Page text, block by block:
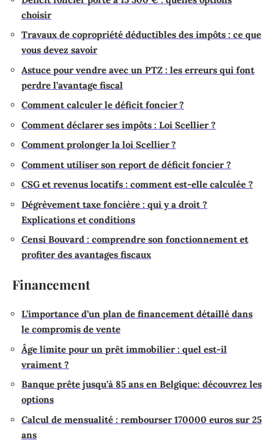
choisir
Travaux de copropriété déductibles des impôts : ce que
vous devez savoir
Astuce pour vendre avec un PTZ : les erreurs qui font
perdre l’avantage fiscal
Comment calculer le déficit foncier ?
Comment déclarer ses impôts : Loi Scellier ?
Comment prolonger la loi Scellier ?
Comment utiliser son report de déficit foncier ?
CSG et revenus locatifs : comment est-elle calculée ?
Dégrèvement taxe foncière : qui y a droit ?
Explications et conditions
Censi Bouvard : comprendre son fonctionnement et
profiter des avantages fiscaux
Financement
L’importance d’un plan de financement détaillé dans
le compromis de vente
Âge limite pour un prêt immobilier : quel est-il
vraiment ?
Banque prête jusqu’à 85 ans en Belgique: découvrez les
options
Calcul de mensualité : rembourser 170000 euros sur 25
ans